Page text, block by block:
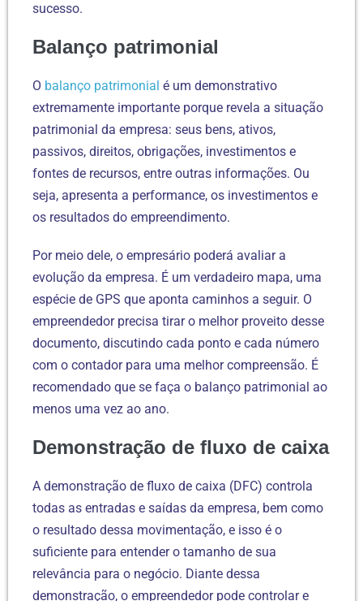
sucesso.
Balanço patrimonial
O balanço patrimonial é um demonstrativo
extremamente importante porque revela a situação
patrimonial da empresa: seus bens, ativos,
passivos, direitos, obrigações, investimentos e
fontes de recursos, entre outras informações. Ou
seja, apresenta a performance, os investimentos e
os resultados do empreendimento.
Por meio dele, o empresário poderá avaliar a
evolução da empresa. É um verdadeiro mapa, uma
espécie de GPS que aponta caminhos a seguir. O
empreendedor precisa tirar o melhor proveito desse
documento, discutindo cada ponto e cada número
com o contador para uma melhor compreensão. É
recomendado que se faça o balanço patrimonial ao
menos uma vez ao ano.
Demonstração de fluxo de caixa
A demonstração de fluxo de caixa (DFC) controla
todas as entradas e saídas da empresa, bem como
o resultado dessa movimentação, e isso é o
suficiente para entender o tamanho de sua
relevância para o negócio. Diante dessa
demonstração, o empreendedor pode controlar e